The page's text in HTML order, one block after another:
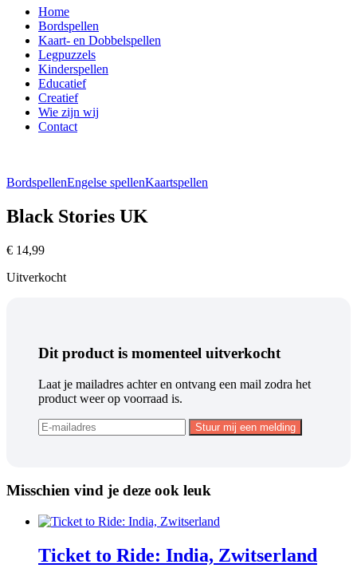
Home
Bordspellen
Kaart- en Dobbelspellen
Legpuzzels
Kinderspellen
Educatief
Creatief
Wie zijn wij
Contact
BordspellenEngelse spellenKaartspellen
Black Stories UK
€ 14,99
Uitverkocht
Dit product is momenteel uitverkocht
Laat je mailadres achter en ontvang een mail zodra het
product weer op voorraad is.
Misschien vind je deze ook leuk
Ticket to Ride: India, Zwitserland